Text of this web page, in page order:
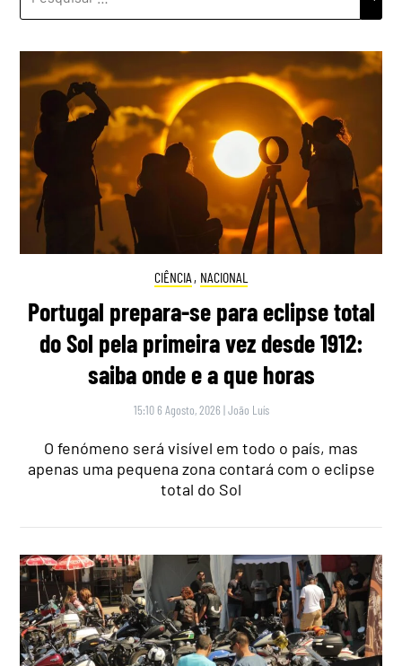
CIÊNCIA , NACIONAL
Portugal prepara-se para eclipse total
do Sol pela primeira vez desde 1912:
saiba onde e a que horas
15:10 6 Agosto, 2026 |João Luís
O fenómeno será visível em todo o país, mas
apenas uma pequena zona contará com o eclipse
total do Sol